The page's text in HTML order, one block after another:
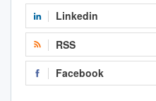
Linkedin
RSS
Facebook